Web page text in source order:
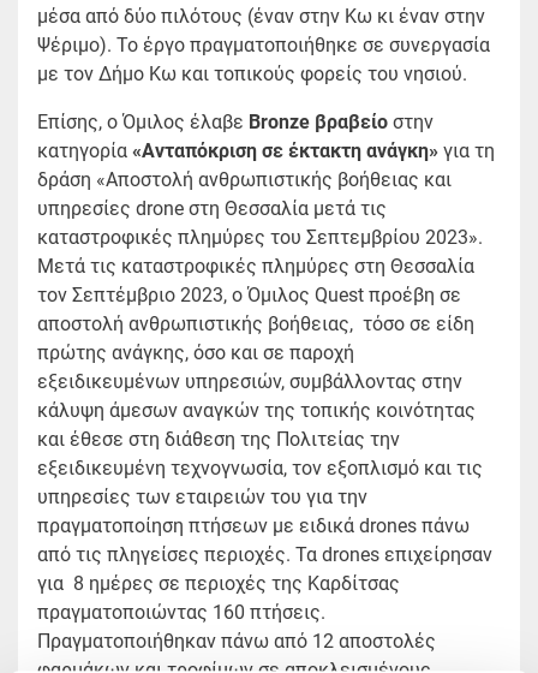
μέσα από δύο πιλότους (έναν στην Κω κι έναν στην
Ψέριμο). Το έργο πραγματοποιήθηκε σε συνεργασία
με τον Δήμο Κω και τοπικούς φορείς του νησιού.
Επίσης, ο Όμιλος έλαβε Bronze βραβείο στην
κατηγορία «Ανταπόκριση σε έκτακτη ανάγκη» για τη
δράση «Αποστολή ανθρωπιστικής βοήθειας και
υπηρεσίες drone στη Θεσσαλία μετά τις
καταστροφικές πλημύρες του Σεπτεμβρίου 2023».
Μετά τις καταστροφικές πλημύρες στη Θεσσαλία
τον Σεπτέμβριο 2023, ο Όμιλος Quest προέβη σε
αποστολή ανθρωπιστικής βοήθειας, τόσο σε είδη
πρώτης ανάγκης, όσο και σε παροχή
εξειδικευμένων υπηρεσιών, συμβάλλοντας στην
κάλυψη άμεσων αναγκών της τοπικής κοινότητας
και έθεσε στη διάθεση της Πολιτείας την
εξειδικευμένη τεχνογνωσία, τον εξοπλισμό και τις
υπηρεσίες των εταιρειών του για την
πραγματοποίηση πτήσεων με ειδικά drones πάνω
από τις πληγείσες περιοχές. Τα drones επιχείρησαν
για 8 ημέρες σε περιοχές της Καρδίτσας
πραγματοποιώντας 160 πτήσεις.
Πραγματοποιήθηκαν πάνω από 12 αποστολές